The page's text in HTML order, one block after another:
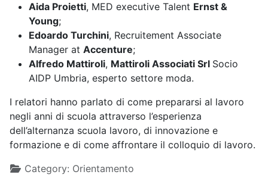
Aida Proietti, MED executive Talent Ernst &
Young;
Edoardo Turchini, Recruitement Associate
Manager at Accenture;
Alfredo Mattiroli, Mattiroli Associati Srl Socio
AIDP Umbria, esperto settore moda.
I relatori hanno parlato di come prepararsi al lavoro
negli anni di scuola attraverso l’esperienza
dell’alternanza scuola lavoro, di innovazione e
formazione e di come affrontare il colloquio di lavoro.
DetailsCategory: Orientamento